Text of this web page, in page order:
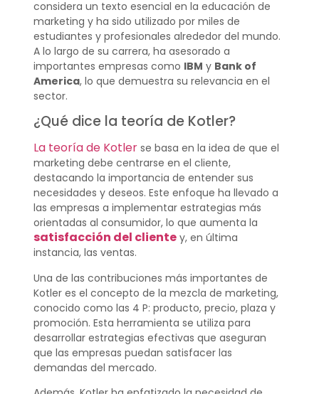
considera un texto esencial en la educación de
marketing y ha sido utilizado por miles de
estudiantes y profesionales alrededor del mundo.
A lo largo de su carrera, ha asesorado a
importantes empresas como IBM y Bank of
America, lo que demuestra su relevancia en el
sector.
¿Qué dice la teoría de Kotler?
La teoría de Kotlerse basa en la idea de que el
marketing debe centrarse en el cliente,
destacando la importancia de entender sus
necesidades y deseos. Este enfoque ha llevado a
las empresas a implementar estrategias más
orientadas al consumidor, lo que aumenta la
satisfacción del clientey, en última
instancia, las ventas.
Una de las contribuciones más importantes de
Kotler es el concepto de la mezcla de marketing,
conocido como las 4 P: producto, precio, plaza y
promoción. Esta herramienta se utiliza para
desarrollar estrategias efectivas que aseguran
que las empresas puedan satisfacer las
demandas del mercado.